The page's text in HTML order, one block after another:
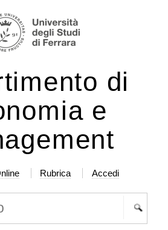
di
e
Rubrica Accedi